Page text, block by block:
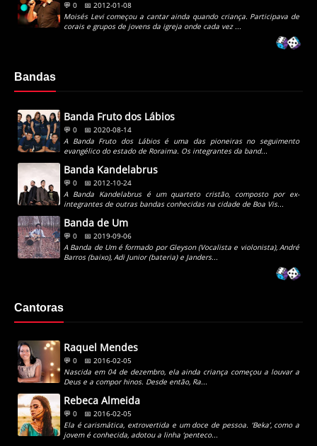
💬 0
📅 2012-01-08
Moisés Levi começou a cantar ainda quando criança. Participava de
corais e grupos de jovens da igreja onde cada vez ...
Bandas
Banda Fruto dos Lábios
💬 0
📅 2020-08-14
A Banda Fruto dos Lábios é uma das pioneiras no seguimento
evangélico do estado de Roraima. Os integrantes da band...
Banda Kandelabrus
💬 0
📅 2012-10-24
A Banda Kandelabrus é um quarteto cristão, composto por ex-
integrantes de outras bandas conhecidas na cidade de Boa Vis...
Banda de Um
💬 0
📅 2019-09-06
A Banda de Um é formado por Gleyson (Vocalista e violonista), André
Barros (baixo), Adi Junior (bateria) e Janders...
Cantoras
Raquel Mendes
💬 0
📅 2016-02-05
Nascida em 04 de dezembro, ela ainda criança começou a louvar a
Deus e a compor hinos. Desde então, Ra...
Rebeca Almeida
💬 0
📅 2016-02-05
Ela é carismática, extrovertida e um doce de pessoa. ‘Beka’, como a
jovem é conhecida, adotou a linha ‘penteco...